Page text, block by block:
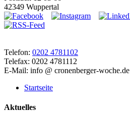
42349 Wuppertal
Telefon: 0202 4781102
Telefax: 0202 4781112
E-Mail: info @ cronenberger-woche.de
Startseite
Aktuelles